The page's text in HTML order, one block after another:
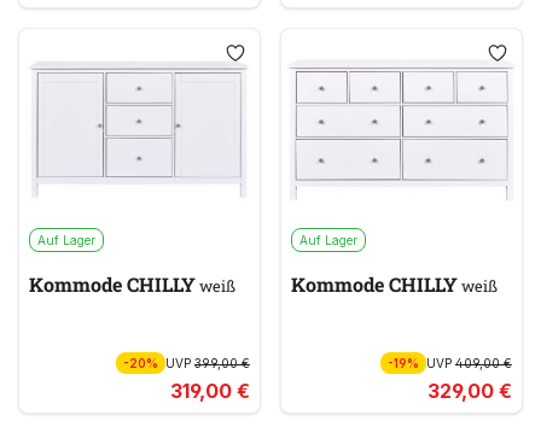
Auf Lager
Kommode CHILLYweiß
-20% UVP 399,00 €
319,00 €
Auf Lager
Kommode CHILLYweiß
-19% UVP409,00 €
329,00 €